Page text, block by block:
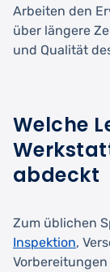
Arbeiten den
über längere
und Qualität
Welche
abdeckt
Zum üblichen
Inspektion,